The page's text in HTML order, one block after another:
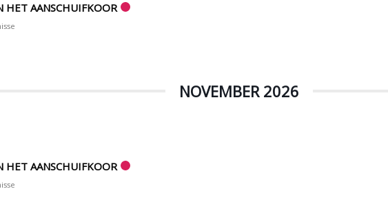
HET AANSCHUIFKOOR
NOVEMBER 2026
HET AANSCHUIFKOOR